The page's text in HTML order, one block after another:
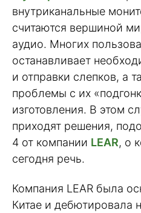
внутриканальные
считаются вершиной
аудио. Многих
останавливает
и отправки слепков, а
проблемы с их
изготовления. В этом
приходят решения,
4 от компании LEAR, о
сегодня речь.
Компания LEAR была
Китае и дебютировала